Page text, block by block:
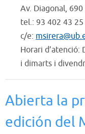
Av. Diagonal,
tel.: 93 402 43 25
c/e:
Horari d’atenció:
i dimarts i
Abierta la
edición del